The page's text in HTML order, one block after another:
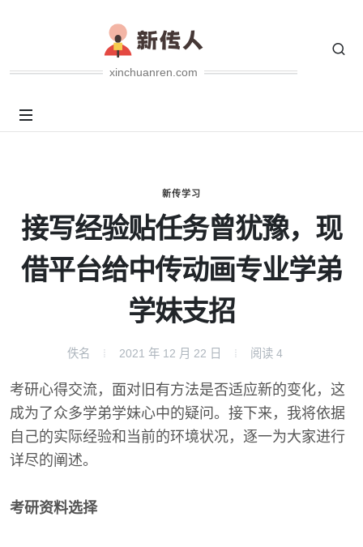
xinchuanren.com
新传学习
接写经验贴任务曾犹豫，现
借平台给中传动画专业学弟
学妹支招
佚名 2021 年 12 月 22 日 阅读 4
考研心得交流，面对旧有方法是否适应新的变化，这
成为了众多学弟学妹心中的疑问。接下来，我将依据
自己的实际经验和当前的环境状况，逐一为大家进行
详尽的阐述。
考研资料选择